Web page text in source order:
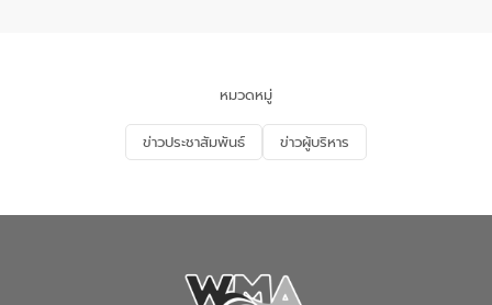
จัดการน้ำเสียและสร้างจิตสำนึกในการ
อนุรักษ์สิ่งแวดล้อม ในหัวข้อ “น้ำเสียชุมชน
และการบำบัดน้ำเสียเบื้องต้น” โดยให้ความรู้
เกี่ยวกับสาเหตุและผลกระทบของน้ำเสีย
ณ เทศบาลตำบลบางเลน จังหวัดนครปฐม
หมวดหมู่
ข่าวประชาสัมพันธ์ ข่าวผู้บริหาร